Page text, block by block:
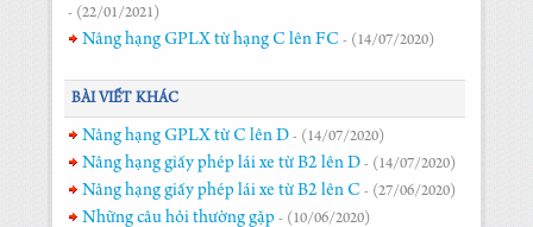
- (22/01/2021)
Nâng hạng GPLX từ hạng C lên FC - (14/07/2020)
BÀI VIẾT KHÁC
Nâng hạng GPLX từ C lên D - (14/07/2020)
Nâng hạng giấy phép lái xe từ B2 lên D - (14/07/2020)
Nâng hạng giấy phép lái xe từ B2 lên C - (27/06/2020)
Những câu hỏi thường gặp - (10/06/2020)